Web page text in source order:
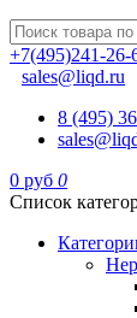
+7(495)241-26-
sales@liqd.ru
8 (495)
0 руб 0
Список